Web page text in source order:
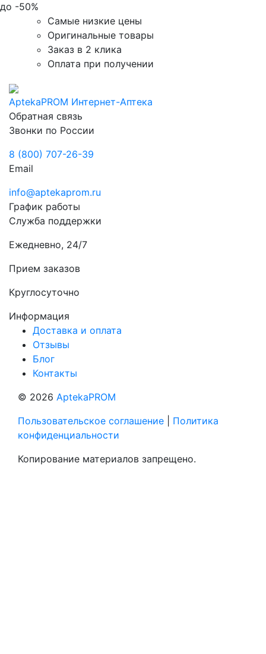
до -50%
Самые низкие цены
Оригинальные товары
Заказ в 2 клика
Оплата при получении
AptekaPROM Интернет-Аптека
Обратная связь
Звонки по России
8 (800) 707-26-39
Email
info@aptekaprom.ru
График работы
Служба поддержки
Ежедневно, 24/7
Прием заказов
Круглосуточно
Информация
Доставка и оплата
Отзывы
Блог
Контакты
© 2026 AptekaPROM
Пользовательское соглашение
Политика
конфиденциальности
Копирование материалов запрещено.